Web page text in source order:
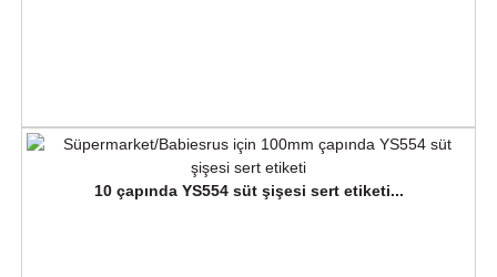
10 çapında YS554 süt şişesi sert etiketi...